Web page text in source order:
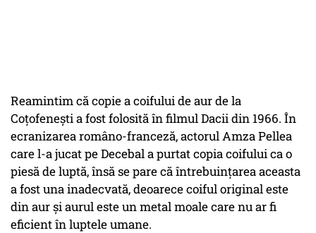
Reamintim că copie a coifului de aur de la
Coțofenești a fost folosită în filmul Dacii din 1966. În
ecranizarea româno-franceză, actorul Amza Pellea
care l-a jucat pe Decebal a purtat copia coifului ca o
piesă de luptă, însă se pare că întrebuințarea aceasta
a fost una inadecvată, deoarece coiful original este
din aur și aurul este un metal moale care nu ar fi
eficient în luptele umane.